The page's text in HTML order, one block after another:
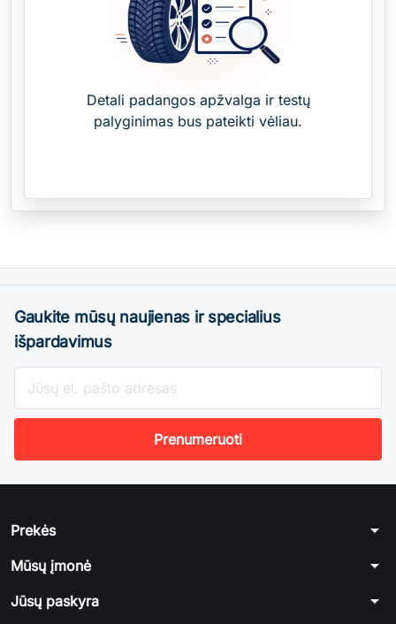
Detali padangos apžvalga ir testų
palyginimas bus pateikti vėliau.
Gaukite mūsų naujienas ir specialius
išpardavimus
Prekės arrow_drop_down
Mūsų įmonė arrow_drop_down
Jūsų paskyra arrow_drop_down